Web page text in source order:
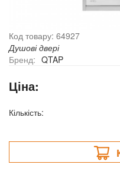
Код товару: 64927
Душові двері
Бренд: QTAP
Ціна:
Кількість: